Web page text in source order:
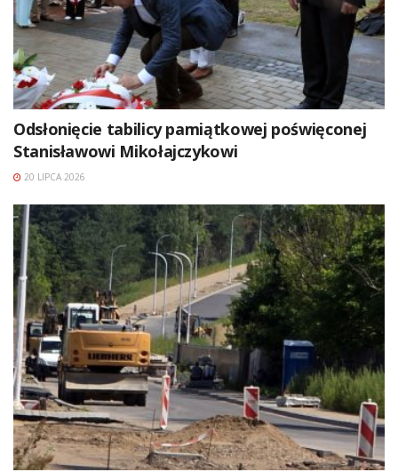
Odsłonięcie tabilicy pamiątkowej poświęconej
Stanisławowi Mikołajczykowi
20 LIPCA 2026